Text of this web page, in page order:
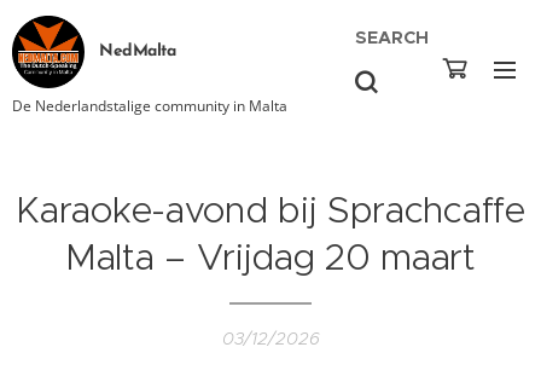
NedMalta
De Nederlandstalige community in Malta
SEARCH
Karaoke-avond bij Sprachcaffe
Malta – Vrijdag 20 maart
03/12/2026